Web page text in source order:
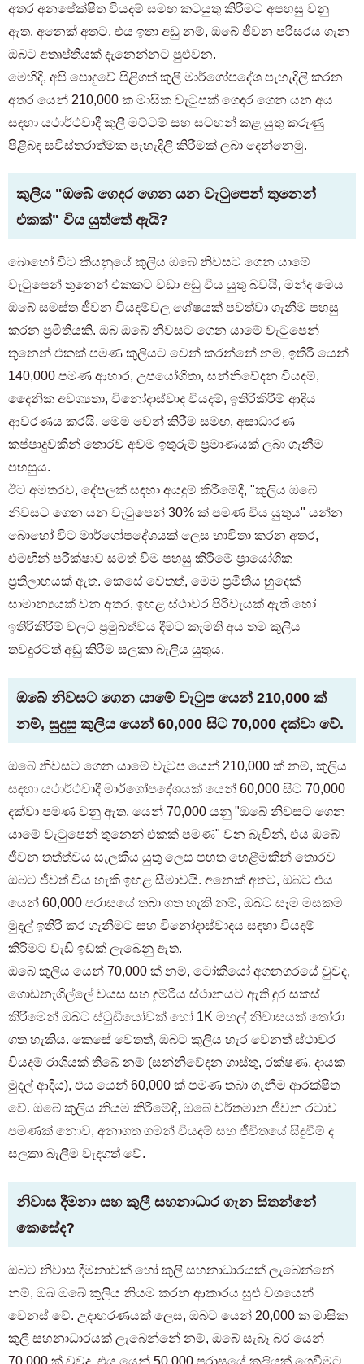
අතර අනපේක්ෂිත වියදම් සමඟ කටයුතු කිරීමට අපහසු වනු
ඇත. අනෙක් අතට, එය ඉතා අඩු නම්, ඔබේ ජීවන පරිසරය ගැන
ඔබට අතෘප්තියක් දැනෙන්නට පුළුවන.
මෙහිදී, අපි පොදුවේ පිළිගත් කුලී මාර්ගෝපදේශ පැහැදිලි කරන
අතර යෙන් 210,000 ක මාසික වැටුපක් ගෙදර ගෙන යන අය
සඳහා යථාර්ථවාදී කුලී මට්ටම් සහ සටහන් කළ යුතු කරුණු
පිළිබඳ සවිස්තරාත්මක පැහැදිලි කිරීමක් ලබා දෙන්නෙමු.
කුලිය "ඔබේ ගෙදර ගෙන යන වැටුපෙන් තුනෙන්
එකක්" විය යුත්තේ ඇයි?
බොහෝ විට කියනුයේ කුලිය ඔබේ නිවසට ගෙන යාමේ
වැටුපෙන් තුනෙන් එකකට වඩා අඩු විය යුතු බවයි, මන්ද මෙය
ඔබේ සමස්ත ජීවන වියදම්වල ශේෂයක් පවත්වා ගැනීම පහසු
කරන ප්‍රමිතියකි. ඔබ ඔබේ නිවසට ගෙන යාමේ වැටුපෙන්
තුනෙන් එකක් පමණ කුලියට වෙන් කරන්නේ නම්, ඉතිරි යෙන්
140,000 පමණ ආහාර, උපයෝගිතා, සන්නිවේදන වියදම්,
දෛනික අවශ්‍යතා, විනෝදාස්වාද වියදම්, ඉතිරිකිරීම් ආදිය
ආවරණය කරයි. මෙම වෙන් කිරීම සමඟ, අසාධාරණ
කප්පාදුවකින් තොරව අවම ඉතුරුම් ප්‍රමාණයක් ලබා ගැනීම
පහසුය.
ඊට අමතරව, දේපලක් සඳහා අයදුම් කිරීමේදී, "කුලිය ඔබේ
නිවසට ගෙන යන වැටුපෙන් 30% ක් පමණ විය යුතුය" යන්න
බොහෝ විට මාර්ගෝපදේශයක් ලෙස භාවිතා කරන අතර,
එමඟින් පරීක්ෂාව සමත් වීම පහසු කිරීමේ ප්‍රායෝගික
ප්‍රතිලාභයක් ඇත. කෙසේ වෙතත්, මෙම ප්‍රමිතිය හුදෙක්
සාමාන්‍යයක් වන අතර, ඉහළ ස්ථාවර පිරිවැයක් ඇති හෝ
ඉතිරිකිරීම් වලට ප්‍රමුඛත්වය දීමට කැමති අය තම කුලිය
තවදුරටත් අඩු කිරීම සලකා බැලිය යුතුය.
ඔබේ නිවසට ගෙන යාමේ වැටුප යෙන් 210,000 ක්
නම්, සුදුසු කුලිය යෙන් 60,000 සිට 70,000 දක්වා වේ.
ඔබේ නිවසට ගෙන යාමේ වැටුප යෙන් 210,000 ක් නම්, කුලිය
සඳහා යථාර්ථවාදී මාර්ගෝපදේශයක් යෙන් 60,000 සිට 70,000
දක්වා පමණ වනු ඇත. යෙන් 70,000 යනු "ඔබේ නිවසට ගෙන
යාමේ වැටුපෙන් තුනෙන් එකක් පමණ" වන බැවින්, එය ඔබේ
ජීවන තත්ත්වය සැලකිය යුතු ලෙස පහත හෙළීමකින් තොරව
ඔබට ජීවත් විය හැකි ඉහළ සීමාවයි. අනෙක් අතට, ඔබට එය
යෙන් 60,000 පරාසයේ තබා ගත හැකි නම්, ඔබට සෑම මසකම
මුදල් ඉතිරි කර ගැනීමට සහ විනෝදාස්වාදය සඳහා වියදම්
කිරීමට වැඩි ඉඩක් ලැබෙනු ඇත.
ඔබේ කුලිය යෙන් 70,000 ක් නම්, ටෝකියෝ අගනගරයේ වුවද,
ගොඩනැගිල්ලේ වයස සහ දුම්රිය ස්ථානයට ඇති දුර සකස්
කිරීමෙන් ඔබට ස්ටුඩියෝවක් හෝ 1K මහල් නිවාසයක් තෝරා
ගත හැකිය. කෙසේ වෙතත්, ඔබට කුලිය හැර වෙනත් ස්ථාවර
වියදම් රාශියක් තිබේ නම් (සන්නිවේදන ගාස්තු, රක්ෂණ, දායක
මුදල් ආදිය), එය යෙන් 60,000 ක් පමණ තබා ගැනීම ආරක්ෂිත
වේ. ඔබේ කුලිය නියම කිරීමේදී, ඔබේ වර්තමාන ජීවන රටාව
පමණක් නොව, අනාගත ගමන් වියදම් සහ ජීවිතයේ සිදුවීම් ද
සලකා බැලීම වැදගත් වේ.
නිවාස දීමනා සහ කුලී සහනාධාර ගැන සිතන්නේ
කෙසේද?
ඔබට නිවාස දීමනාවක් හෝ කුලී සහනාධාරයක් ලැබෙන්නේ
නම්, ඔබ ඔබේ කුලිය නියම කරන ආකාරය සුළු වශයෙන්
වෙනස් වේ. උදාහරණයක් ලෙස, ඔබට යෙන් 20,000 ක මාසික
කුලී සහනාධාරයක් ලැබෙන්නේ නම්, ඔබේ සැබෑ බර යෙන්
70,000 ක් වුවද, එය යෙන් 50,000 පරාසයේ කුලියක් ගෙවීමට